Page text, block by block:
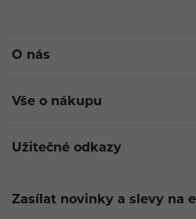
O nás
Vše o nákupu
Užitečné odkazy
Zasílat novinky a slevy na